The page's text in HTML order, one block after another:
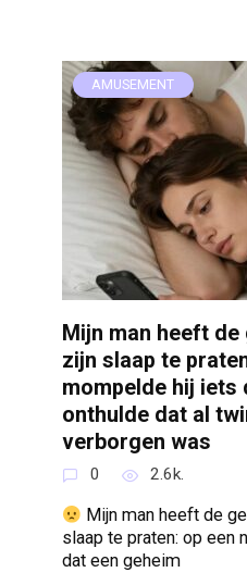
AMUSEMENT
Mijn man heeft
zijn slaap te
mompelde hij iets
onthulde dat al
verborgen was
0 2.6k.
Mijn man heeft de
slaap te praten: op een
dat een geheim